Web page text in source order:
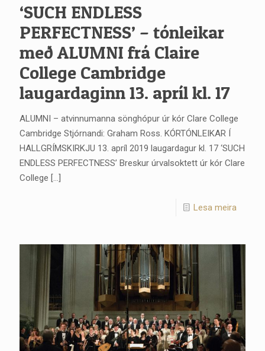
‘SUCH ENDLESS
PERFECTNESS’ – tónleikar
með ALUMNI frá Claire
College Cambridge
laugardaginn 13. apríl kl. 17
ALUMNI – atvinnumanna sönghópur úr kór Clare College
Cambridge Stjórnandi: Graham Ross. KÓRTÓNLEIKAR Í
HALLGRÍMSKIRKJU 13. apríl 2019 laugardagur kl. 17 ‘SUCH
ENDLESS PERFECTNESS’ Breskur úrvalsoktett úr kór Clare
College […]
Lesa meira